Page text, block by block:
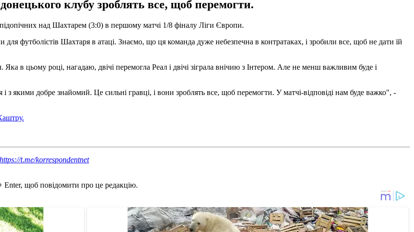
клубу зроблять все, щоб перемогти.
над Шахтарем (3:0) в першому матчі 1/8 фіналу Ліги Європи.
футболістів Шахтаря в атаці. Знаємо, що ця команда дуже небезпечна в контратаках, і зробили все, щоб не дати їй
в цьому році, нагадаю, двічі перемогла Реал і двічі зіграла внічию з Інтером. Але не менш важливим буде і
з якими добре знайомий. Це сильні гравці, і вони зроблять все, щоб перемогти. У матчі-відповіді нам буде важко", -
https://t.me/korrespondentnet
Enter, щоб повідомити про це редакцію.